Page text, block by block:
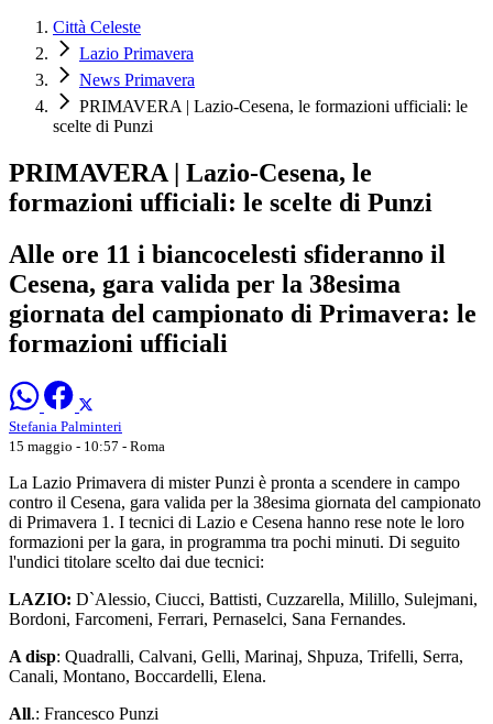
Città Celeste
Lazio Primavera
News Primavera
PRIMAVERA | Lazio-Cesena, le formazioni ufficiali: le
scelte di Punzi
PRIMAVERA | Lazio-Cesena, le
formazioni ufficiali: le scelte di Punzi
Alle ore 11 i biancocelesti sfideranno il
Cesena, gara valida per la 38esima
giornata del campionato di Primavera: le
formazioni ufficiali
Stefania Palminteri
15 maggio - 10:57 - Roma
La Lazio Primavera di mister Punzi è pronta a scendere in campo
contro il Cesena, gara valida per la 38esima giornata del campionato
di Primavera 1. I tecnici di Lazio e Cesena hanno rese note le loro
formazioni per la gara, in programma tra pochi minuti. Di seguito
l'undici titolare scelto dai due tecnici:
LAZIO: D`Alessio, Ciucci, Battisti, Cuzzarella, Milillo, Sulejmani,
Bordoni, Farcomeni, Ferrari, Pernaselci, Sana Fernandes.
A disp: Quadralli, Calvani, Gelli, Marinaj, Shpuza, Trifelli, Serra,
Canali, Montano, Boccardelli, Elena.
All.: Francesco Punzi